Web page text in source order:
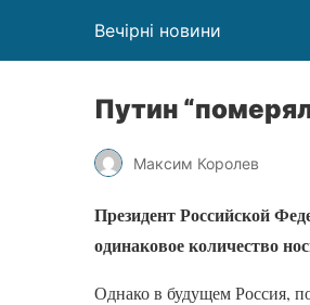
Вечірні новини
Путин
Максим Королев
Президент Российской
одинаковое количество
Однако в будущем Россия,